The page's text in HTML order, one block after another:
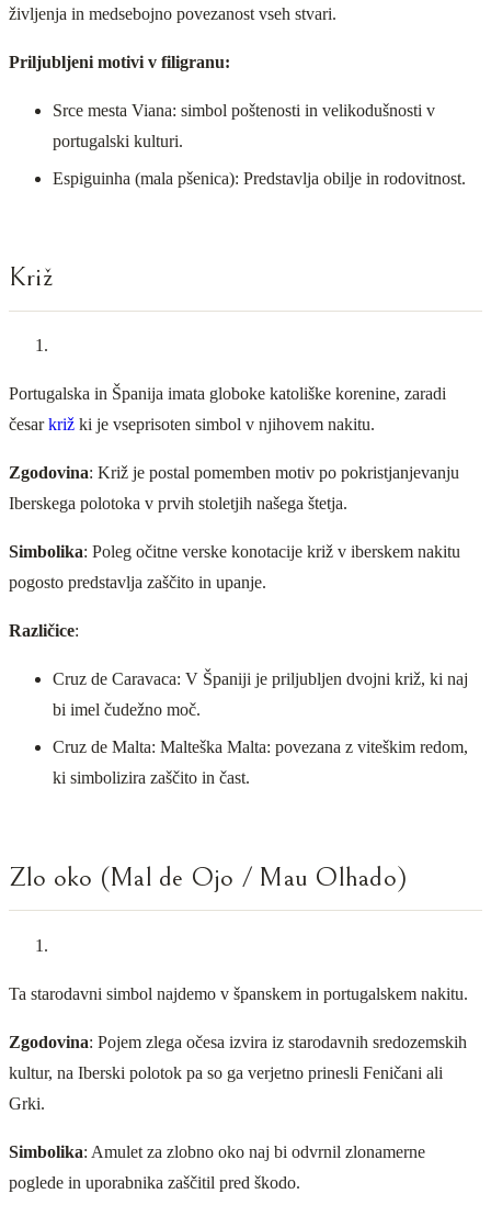
življenja in medsebojno povezanost vseh stvari.
Priljubljeni motivi v filigranu:
Srce mesta Viana: simbol poštenosti in velikodušnosti v
portugalski kulturi.
Espiguinha (mala pšenica): Predstavlja obilje in rodovitnost.
Križ
Portugalska in Španija imata globoke katoliške korenine, zaradi
česarkriž ki je vseprisoten simbol v njihovem nakitu.
Zgodovina: Križ je postal pomemben motiv po pokristjanjevanju
Iberskega polotoka v prvih stoletjih našega štetja.
Simbolika: Poleg očitne verske konotacije križ v iberskem nakitu
pogosto predstavlja zaščito in upanje.
Različice:
Cruz de Caravaca: V Španiji je priljubljen dvojni križ, ki naj
bi imel čudežno moč.
Cruz de Malta: Malteška Malta: povezana z viteškim redom,
ki simbolizira zaščito in čast.
Zlo oko (Mal de Ojo / Mau Olhado)
Ta starodavni simbol najdemo v španskem in portugalskem nakitu.
Zgodovina: Pojem zlega očesa izvira iz starodavnih sredozemskih
kultur, na Iberski polotok pa so ga verjetno prinesli Feničani ali
Grki.
Simbolika: Amulet za zlobno oko naj bi odvrnil zlonamerne
poglede in uporabnika zaščitil pred škodo.